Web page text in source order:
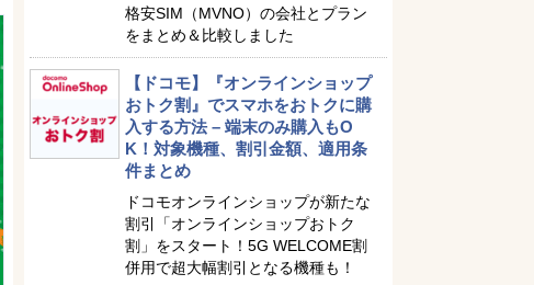
格安SIM（MVNO）の会社とプラン
をまとめ＆比較しました
【ドコモ】『オンラインショップ
おトク割』でスマホをおトクに購
入する方法 – 端末のみ購入もO
K！対象機種、割引金額、適用条
件まとめ
ドコモオンラインショップが新たな
割引「オンラインショップおトク
割」をスタート！5G WELCOME割
併用で超大幅割引となる機種も！